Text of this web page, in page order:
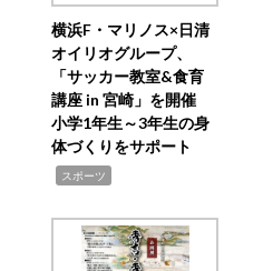
横浜F・マリノス×日清
オイリオグループ、
「サッカー教室&食育
講座 in 宮崎」を開催
小学1年生～3年生の身
体づくりをサポート
スポーツ